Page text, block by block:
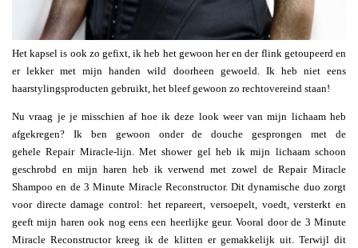
Het kapsel is ook zo gefixt, ik heb het gewoon her en der flink getoupeerd en
er lekker met mijn handen wild doorheen gewoeld. Ik heb niet eens
haarstylingsproducten gebruikt, het bleef gewoon zo rechtovereind staan!
Nu vraag je je misschien af hoe ik deze look weer van mijn lichaam heb
afgekregen? Ik ben gewoon onder de douche gesprongen met de
gehele Repair Miracle-lijn. Met shower gel heb ik mijn lichaam schoon
geschrobd en mijn haren heb ik verwend met zowel de Repair Miracle
Shampoo en de 3 Minute Miracle Reconstructor. Dit dynamische duo zorgt
voor directe damage control: het repareert, versoepelt, voedt, versterkt en
geeft mijn haren ook nog eens een heerlijke geur. Vooral door de 3 Minute
Miracle Reconstructor kreeg ik de klitten er gemakkelijk uit. Terwijl dit